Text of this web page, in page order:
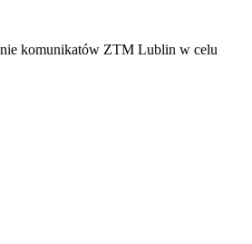
komunikatów ZTM Lublin w celu